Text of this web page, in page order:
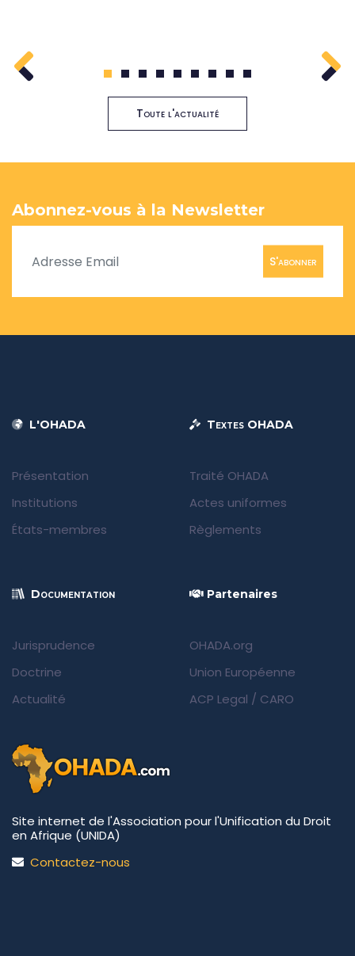
1 2 3 4 5 6 7 8 9
Toute l'actualité
Abonnez-vous à la Newsletter
S'abonner
L'OHADA
Présentation
Institutions
États-membres
Textes OHADA
Traité OHADA
Actes uniformes
Règlements
Documentation
Jurisprudence
Doctrine
Actualité
Partenaires
OHADA.org
Union Européenne
ACP Legal / CARO
Site internet de l'Association pour l'Unification du Droit
en Afrique (UNIDA)
Contactez-nous